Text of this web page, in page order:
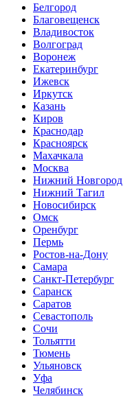
Белгород
Благовещенск
Владивосток
Волгоград
Воронеж
Екатеринбург
Ижевск
Иркутск
Казань
Киров
Краснодар
Красноярск
Махачкала
Москва
Нижний Новгород
Нижний Тагил
Новосибирск
Омск
Оренбург
Пермь
Ростов-на-Дону
Самара
Санкт-Петербург
Саранск
Саратов
Севастополь
Сочи
Тольятти
Тюмень
Ульяновск
Уфа
Челябинск